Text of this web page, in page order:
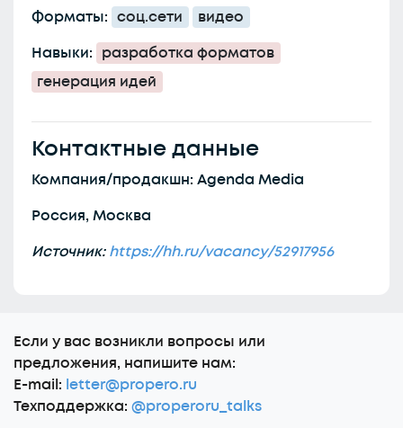
Форматы: соц.сети
видео
Навыки: разработка форматов
генерация идей
Контактные данные
Компания/продакшн: Agenda Media
Россия, Москва
Источник:https://hh.ru/vacancy/52917956
Еcли у вас возникли вопросы или
предложения, напишите нам:
E-mail: letter@propero.ru
Техподдержка: @properoru_talks